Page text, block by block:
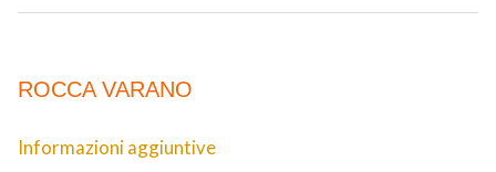
ROCCA VARANO
Informazioni aggiuntive